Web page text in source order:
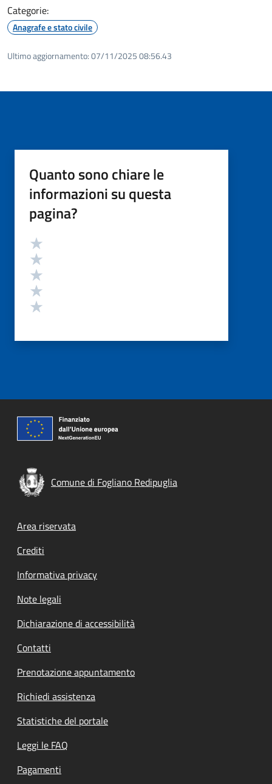
Categorie:
Anagrafe e stato civile
Ultimo aggiornamento:07/11/2025 08:56.43
Quanto sono chiare le
informazioni su questa
pagina?
Valutazione
Comune di Fogliano Redipuglia
Footer menu
Area riservata
Crediti
Informativa privacy
Note legali
Dichiarazione di accessibilità
Contatti
Prenotazione appuntamento
Richiedi assistenza
Statistiche del portale
Leggi le FAQ
Pagamenti